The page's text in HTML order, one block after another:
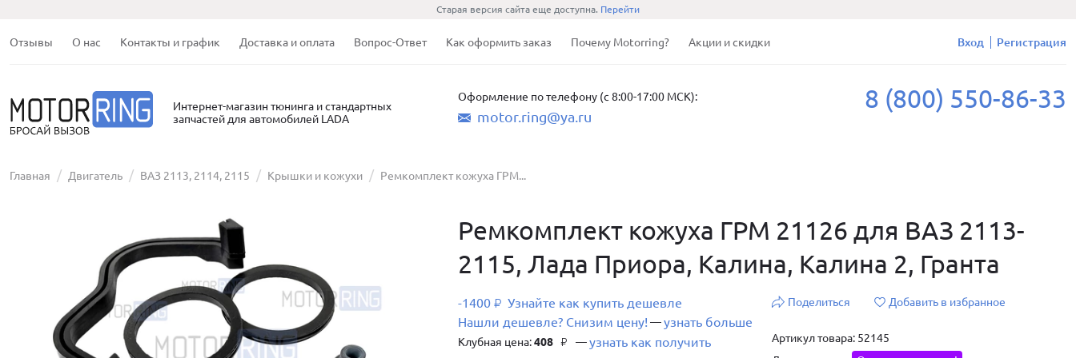
Старая версия сайта еще доступна. Перейти
Отзывы О нас Контакты и график Доставка и оплата Вопрос-Ответ Как оформить заказ Почему Motorring? Акции и скидки Вход Регистрация
Интернет-магазин тюнинга и стандартных
запчастей для автомобилей LADA
Оформление по телефону (с 8:00-17:00 МСК):
motor.ring@ya.ru
8 (800) 550-86-33
Главная Двигатель ВАЗ 2113, 2114, 2115 Крышки и кожухи Ремкомплект кожуха ГРМ...
Ремкомплект кожуха ГРМ 21126 для ВАЗ 2113-
2115, Лада Приора, Калина, Калина 2, Гранта
-1400 ₽ Узнайте как купить дешевле
Нашли дешевле? Снизим цену! —узнать больше
Клубная цена:408 ₽ —узнать как получить
Поделиться Добавить в избранное
Артикул товара: 52145